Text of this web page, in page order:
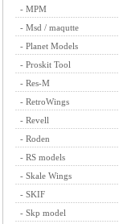
- MPM
- Msd / maqutte
- Planet Models
- Proskit Tool
- Res-M
- RetroWings
- Revell
- Roden
- RS models
- Skale Wings
- SKIF
- Skp model